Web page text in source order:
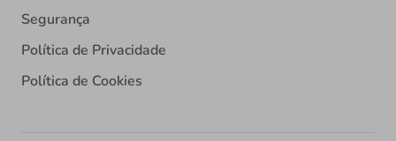
Segurança
Política de Privacidade
Política de Cookies